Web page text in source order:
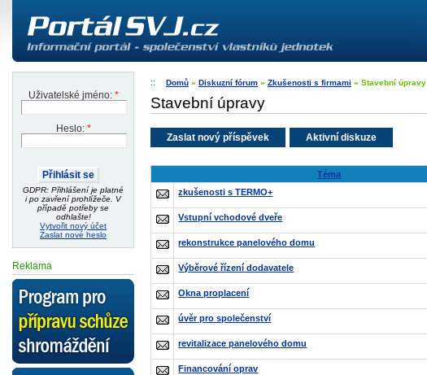
Uživatelské jméno: *
Heslo: *
GDPR: Přihlášení je platné
i po zavření prohlížeče. V
případě potřeby se
odhlašte!
Vytvořit nový účet
Zaslat nové heslo
Reklama
Domů » Diskuzní fórum » Zkušenosti s firmami » Stavební úpravy
Stavební úpravy
Zaslat nový příspěvek Aktivní diskuze
Téma
zkušenosti s TERMO+
Vstupní vchodové dveře
rekonstrukce panelového domu
Výběrové řízení dodavatele
Okna proplacení
úvěr pro společenství
revitalizace panelového domu
Financování oprav